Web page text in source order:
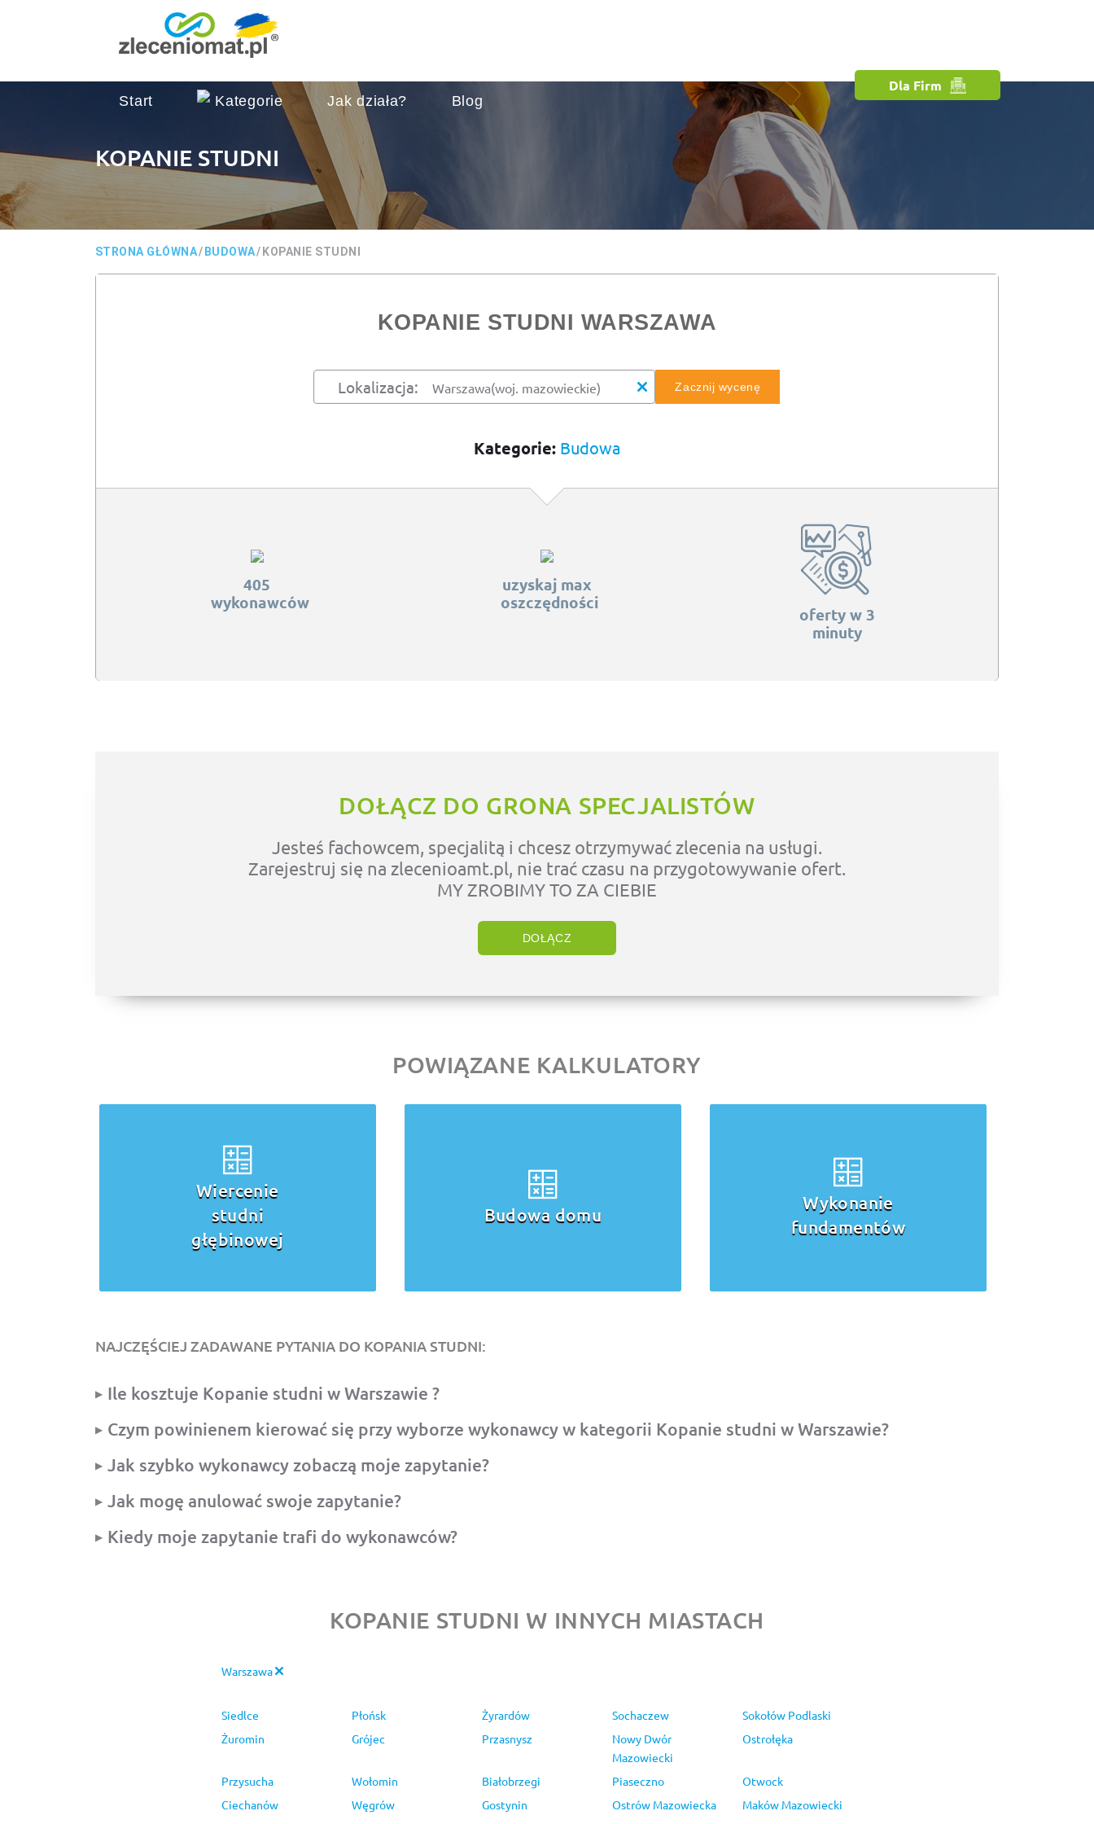
Dla Firm
Start Kategorie Jak działa? Blog
KOPANIE STUDNI
STRONA GŁÓWNA/ BUDOWA/ KOPANIE STUDNI
KOPANIE STUDNI WARSZAWA
Lokalizacja: Zacznij wycenę
Kategorie: Budowa
405
wykonawców
uzyskaj max
oszczędności
oferty w 3
minuty
DOŁĄCZ DO GRONA SPECJALISTÓW
Jesteś fachowcem, specjalitą i chcesz otrzymywać zlecenia na usługi.
Zarejestruj się na zlecenioamt.pl, nie trać czasu na przygotowywanie ofert.
MY ZROBIMY TO ZA CIEBIE
DOŁĄCZ
POWIĄZANE KALKULATORY
Wiercenie
studni
głębinowej
Budowa domu
Wykonanie
fundamentów
NAJCZĘŚCIEJ ZADAWANE PYTANIA DO KOPANIA STUDNI:
Ile kosztuje Kopanie studni w Warszawie ?
Czym powinienem kierować się przy wyborze wykonawcy w kategorii Kopanie studni w Warszawie?
Jak szybko wykonawcy zobaczą moje zapytanie?
Jak mogę anulować swoje zapytanie?
Kiedy moje zapytanie trafi do wykonawców?
KOPANIE STUDNI W INNYCH MIASTACH
Warszawa
Siedlce Płońsk Żyrardów Sochaczew
Sokołów Podlaski
Żuromin
Grójec Przasnysz
Nowy Dwór
Mazowiecki
Ostrołęka
Przysucha Wołomin Białobrzegi Piaseczno
Otwock
Ciechanów
Węgrów Gostynin Ostrów Mazowiecka
Maków Mazowiecki